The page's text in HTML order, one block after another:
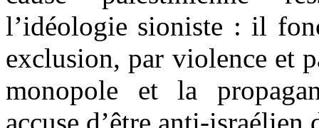
l’idéologie sioniste : il
exclusion, par violence et
monopole et la